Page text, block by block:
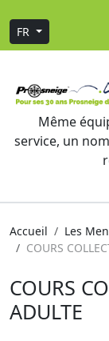
FR
Même
service, un
Accueil
Les
COURS
COURS
ADULTE